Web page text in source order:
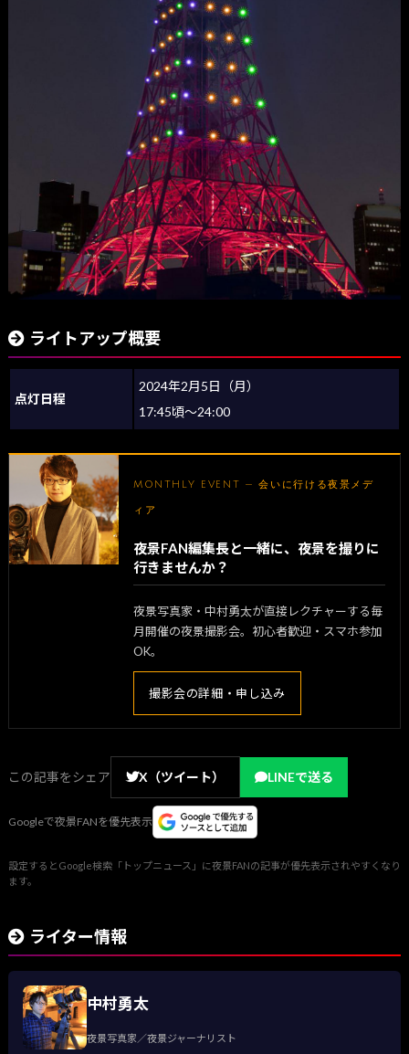
ライトアップ概要
点灯日程
2024年2月5日（月）
17:45頃～24:00
MONTHLY EVENT — 会いに行ける夜景メデ
ィア
夜景FAN編集長と一緒に、夜景を撮りに
行きませんか？
夜景写真家・中村勇太が直接レクチャーする毎
月開催の夜景撮影会。初心者歓迎・スマホ参加
OK。
撮影会の詳細・申し込み
この記事をシェア X（ツイート） LINEで送る
Googleで夜景FANを優先表示
設定するとGoogle検索「トップニュース」に夜景FANの記事が優先表示されやすくなり
ます。
ライター情報
中村勇太
夜景写真家／夜景ジャーナリスト